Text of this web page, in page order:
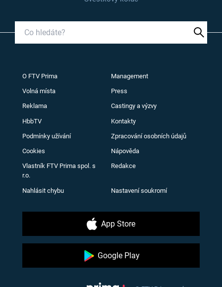
O FTV Prima Management
Volná místa Press
Reklama Castingy a výzvy
HbbTV Kontakty
Podmínky užívání Zpracování osobních údajů
Cookies Nápověda
Vlastník FTV Prima spol. s
r.o.
Redakce
Nahlásit chybu Nastavení soukromí
App Store
Google Play